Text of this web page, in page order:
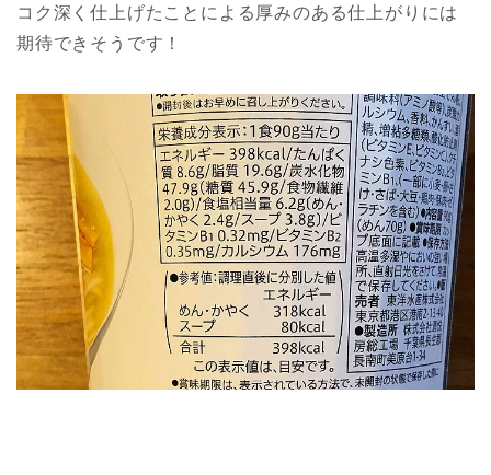
コク深く仕上げたことによる厚みのある仕上がりには
期待できそうです！